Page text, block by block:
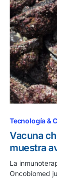
Tecnología &
Vacuna
muestra
La
Oncobiomed